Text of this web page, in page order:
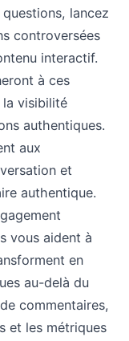
lancez
controversées
interactif.
à ces
la visibilité
authentiques.
aux
et
authentique.
vous aident à
en
au-delà du
commentaires,
et les métriques